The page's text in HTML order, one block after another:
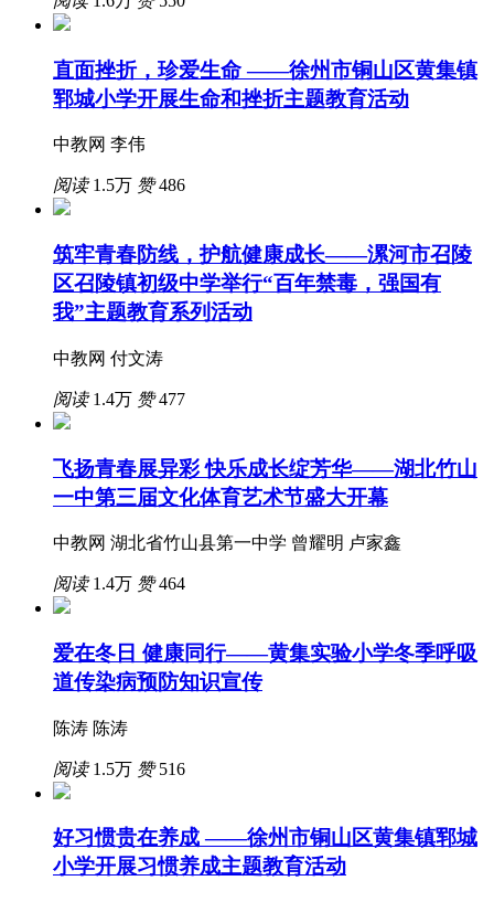
直面挫折，珍爱生命 ——徐州市铜山区黄集镇
郓城小学开展生命和挫折主题教育活动
中教网 李伟
阅读1.5万 赞486
筑牢青春防线，护航健康成长——漯河市召陵
区召陵镇初级中学举行“百年禁毒，强国有
我”主题教育系列活动
中教网 付文涛
阅读1.4万 赞477
飞扬青春展异彩 快乐成长绽芳华——湖北竹山
一中第三届文化体育艺术节盛大开幕
中教网 湖北省竹山县第一中学 曾耀明 卢家鑫
阅读1.4万 赞464
爱在冬日 健康同行——黄集实验小学冬季呼吸
道传染病预防知识宣传
陈涛 陈涛
阅读1.5万 赞516
好习惯贵在养成 ——徐州市铜山区黄集镇郓城
小学开展习惯养成主题教育活动